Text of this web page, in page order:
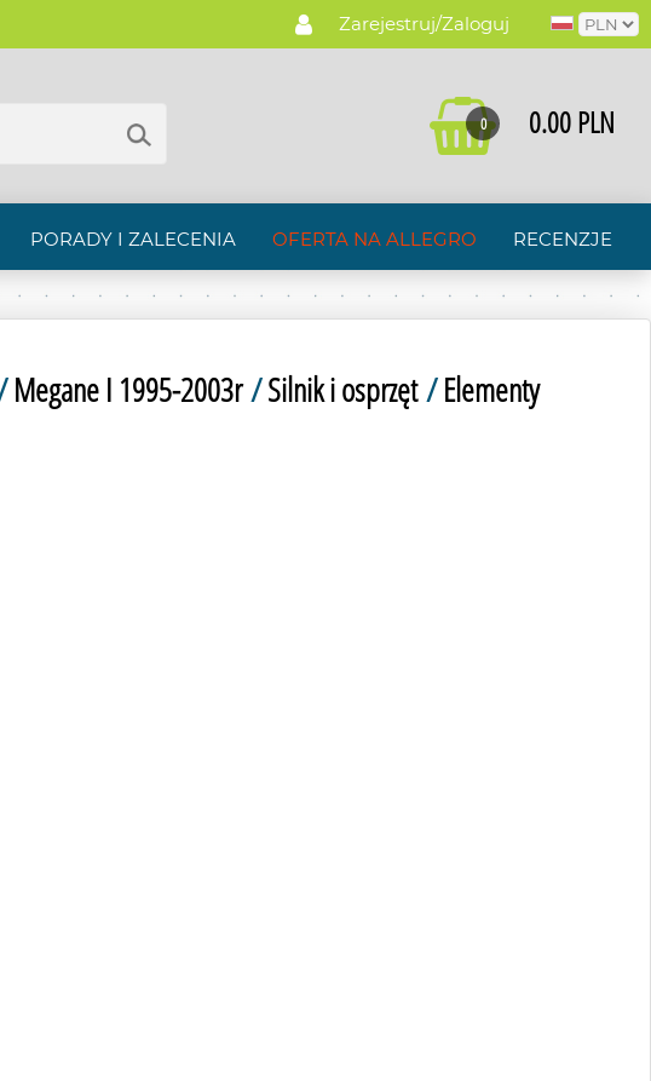
Zarejestruj/Zaloguj
0.00 PLN
0
PORADY I ZALECENIA OFERTA NA ALLEGRO RECENZJE
Megane I 1995-2003r/Silnik i osprzęt/Elementy